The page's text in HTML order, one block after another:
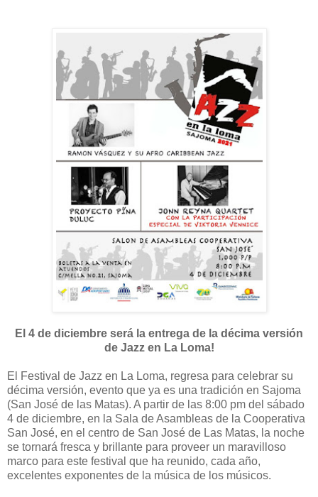
El 4 de diciembre será la entrega de la décima versión
de Jazz en La Loma!
El Festival de Jazz en La Loma, regresa para celebrar su
décima versión, evento que ya es una tradición en Sajoma
(San José de las Matas). A partir de las 8:00 pm del sábado
4 de diciembre, en la Sala de Asambleas de la Cooperativa
San José, en el centro de San José de Las Matas, la noche
se tornará fresca y brillante para proveer un maravilloso
marco para este festival que ha reunido, cada año,
excelentes exponentes de la música de los músicos.